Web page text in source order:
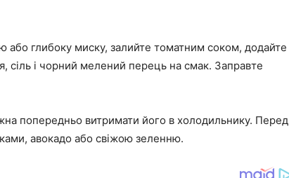
або глибоку миску, залийте томатним соком, додайте
сіль і чорний мелений перець на смак. Заправте
попередньо витримати його в холодильнику. Перед
авокадо або свіжою зеленню.